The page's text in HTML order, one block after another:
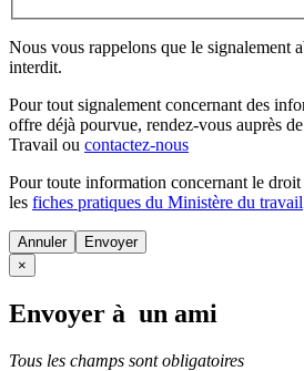
Nous vous rappelons que le signalement
interdit.
Pour tout signalement concernant des
offre déjà pourvue, rendez-vous auprès
Travail ou contactez-nous
Pour toute information concernant le droit
les fiches pratiques du Ministère du travail
Annuler
×
Envoyer à un ami
Tous les champs sont obligatoires